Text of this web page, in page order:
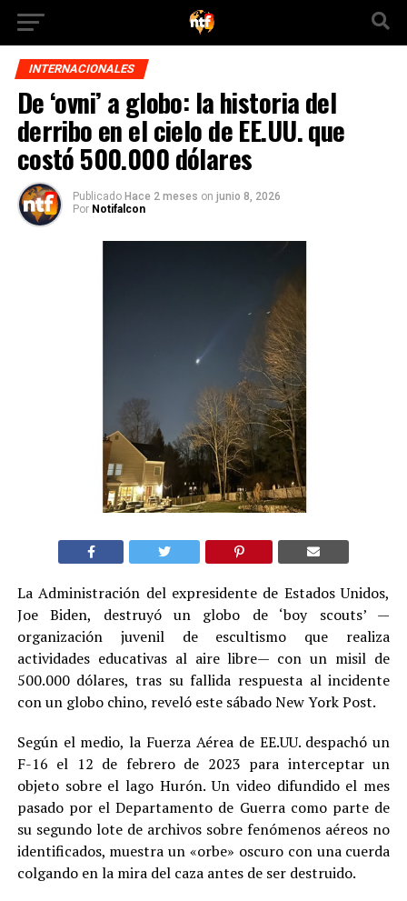
INTERNACIONALES
De ‘ovni’ a globo: la historia del
derribo en el cielo de EE.UU. que
costó 500.000 dólares
Publicado Hace 2 meses on junio 8, 2026
Por Notifalcon
La Administración del expresidente de Estados Unidos,
Joe Biden, destruyó un globo de ‘boy scouts’ —
organización juvenil de escultismo que realiza
actividades educativas al aire libre— con un misil de
500.000 dólares, tras su fallida respuesta al incidente
con un globo chino, reveló este sábado New York Post.
Según el medio, la Fuerza Aérea de EE.UU. despachó un
F-16 el 12 de febrero de 2023 para interceptar un
objeto sobre el lago Hurón. Un video difundido el mes
pasado por el Departamento de Guerra como parte de
su segundo lote de archivos sobre fenómenos aéreos no
identificados, muestra un «orbe» oscuro con una cuerda
colgando en la mira del caza antes de ser destruido.